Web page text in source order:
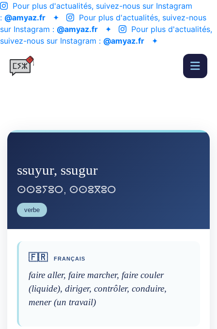
Pour plus d'actualités, suivez-nous sur Instagram
: @amyaz.fr ✦
Pour plus d'actualités, suivez-nous
sur Instagram : @amyaz.fr ✦
Pour plus d'actualités,
suivez-nous sur Instagram : @amyaz.fr ✦
ssuyur, ssugur
ⵙⵙⵓⵢⵓⵔ, ⵙⵙⵓⴳⵓⵔ
verbe
🇫🇷 FRANÇAIS
faire aller, faire marcher, faire couler
(liquide), diriger, contrôler, conduire,
mener (un travail)